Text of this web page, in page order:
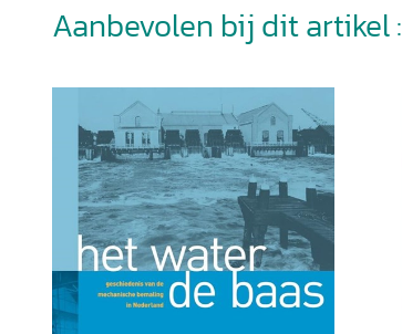
Aanbevolen bij dit artikel :